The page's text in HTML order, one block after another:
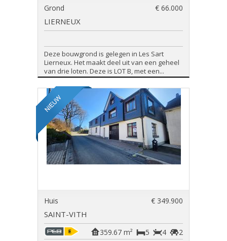
Grond € 66.000
LIERNEUX
Deze bouwgrond is gelegen in Les Sart
Lierneux. Het maakt deel uit van een geheel
van drie loten. Deze is LOT B, met een...
Huis € 349.900
SAINT-VITH
2
4
5
359.67 m²